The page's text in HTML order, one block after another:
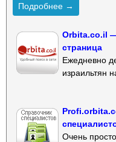
Подробнее →
Orbita.co.il
страница
Ежедневно
израильтян
Очень